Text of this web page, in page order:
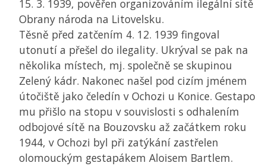
15. 3. 1939, pověřen organizováním ilegální sítě
Obrany národa na Litovelsku.
Těsně před zatčením 4. 12. 1939 fingoval
utonutí a přešel do ilegality. Ukrýval se pak na
několika místech, mj. společně se skupinou
Zelený kádr. Nakonec našel pod cizím jménem
útočiště jako čeledín v Ochozi u Konice. Gestapo
mu přišlo na stopu v souvislosti s odhalením
odbojové sítě na Bouzovsku až začátkem roku
1944, v Ochozi byl při zatýkání zastřelen
olomouckým gestapákem Aloisem Bartlem.